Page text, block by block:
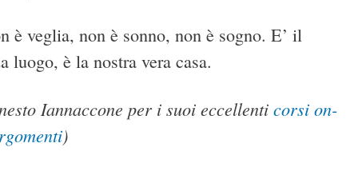
è veglia, non è sonno, non è sogno. E’ il
luogo, è la nostra vera casa.
Iannaccone per i suoi eccellenti corsi on-
)